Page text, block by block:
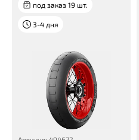
под заказ 19 шт.
3-4 дня